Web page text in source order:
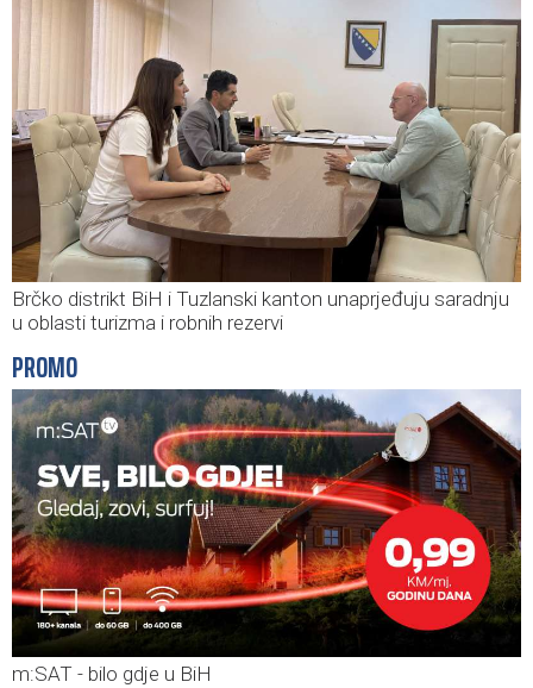
Brčko distrikt BiH i Tuzlanski kanton unaprjeđuju saradnju
u oblasti turizma i robnih rezervi
PROMO
m:SAT - bilo gdje u BiH